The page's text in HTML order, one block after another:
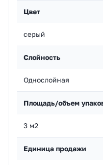
Цвет
серый
Слойность
Однослойная
Площадь/объем
3 м2
Единица продажи